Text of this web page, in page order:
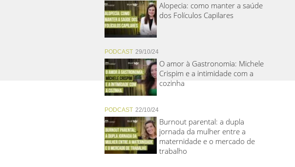
Alopecia: como manter a saúde
dos Folículos Capilares
PODCAST 29/10/24
O amor à Gastronomia: Michele
Crispim e a intimidade com a
cozinha
PODCAST 22/10/24
Burnout parental: a dupla
jornada da mulher entre a
maternidade e o mercado de
trabalho